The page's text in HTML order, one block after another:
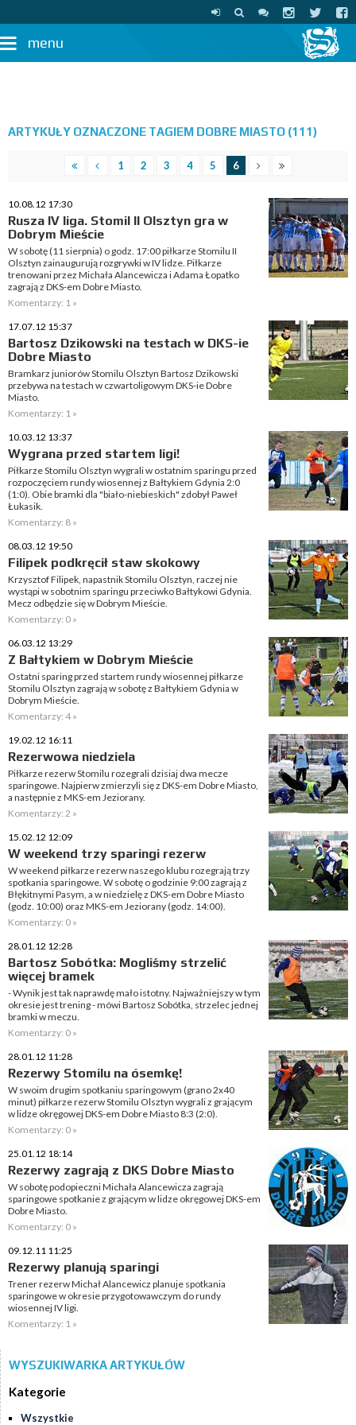
menu
ARTYKUŁY OZNACZONE TAGIEM DOBRE MIASTO (111)
1 2 3 4 5 6
10.08.12 17:30
Rusza IV liga. Stomil II Olsztyn gra w
Dobrym Mieście
W sobotę (11 sierpnia) o godz. 17:00 piłkarze Stomilu II
Olsztyn zainaugurują rozgrywki w IV lidze. Piłkarze
trenowani przez Michała Alancewicza i Adama Łopatko
zagrają z DKS-em Dobre Miasto.
Komentarzy: 1 »
17.07.12 15:37
Bartosz Dzikowski na testach w DKS-ie
Dobre Miasto
Bramkarz juniorów Stomilu Olsztyn Bartosz Dzikowski
przebywa na testach w czwartoligowym DKS-ie Dobre
Miasto.
Komentarzy: 1 »
10.03.12 13:37
Wygrana przed startem ligi!
Piłkarze Stomilu Olsztyn wygrali w ostatnim sparingu przed
rozpoczęciem rundy wiosennej z Bałtykiem Gdynia 2:0
(1:0). Obie bramki dla "biało-niebieskich" zdobył Paweł
Łukasik.
Komentarzy: 8 »
08.03.12 19:50
Filipek podkręcił staw skokowy
Krzysztof Filipek, napastnik Stomilu Olsztyn, raczej nie
wystąpi w sobotnim sparingu przeciwko Bałtykowi Gdynia.
Mecz odbędzie się w Dobrym Mieście.
Komentarzy: 0 »
06.03.12 13:29
Z Bałtykiem w Dobrym Mieście
Ostatni sparing przed startem rundy wiosennej piłkarze
Stomilu Olsztyn zagrają w sobotę z Bałtykiem Gdynia w
Dobrym Mieście.
Komentarzy: 4 »
19.02.12 16:11
Rezerwowa niedziela
Piłkarze rezerw Stomilu rozegrali dzisiaj dwa mecze
sparingowe. Najpierw zmierzyli się z DKS-em Dobre Miasto,
a następnie z MKS-em Jeziorany.
Komentarzy: 2 »
15.02.12 12:09
W weekend trzy sparingi rezerw
W weekend piłkarze rezerw naszego klubu rozegrają trzy
spotkania sparingowe. W sobotę o godzinie 9:00 zagrają z
Błękitnymi Pasym, a w niedzielę z DKS-em Dobre Miasto
(godz. 10:00) oraz MKS-em Jeziorany (godz. 14:00).
Komentarzy: 0 »
28.01.12 12:28
Bartosz Sobótka: Mogliśmy strzelić
więcej bramek
- Wynik jest tak naprawdę mało istotny. Najważniejszy w tym
okresie jest trening - mówi Bartosz Sobótka, strzelec jednej
bramki w meczu.
Komentarzy: 0 »
28.01.12 11:28
Rezerwy Stomilu na ósemkę!
W swoim drugim spotkaniu sparingowym (grano 2x40
minut) piłkarze rezerw Stomilu Olsztyn wygrali z grającym
w lidze okręgowej DKS-em Dobre Miasto 8:3 (2:0).
Komentarzy: 0 »
25.01.12 18:14
Rezerwy zagrają z DKS Dobre Miasto
W sobotę podopieczni Michała Alancewicza zagrają
sparingowe spotkanie z grającym w lidze okręgowej DKS-em
Dobre Miasto.
Komentarzy: 0 »
09.12.11 11:25
Rezerwy planują sparingi
Trener rezerw Michał Alancewicz planuje spotkania
sparingowe w okresie przygotowawczym do rundy
wiosennej IV ligi.
Komentarzy: 1 »
WYSZUKIWARKA ARTYKUŁÓW
Kategorie
Wszystkie